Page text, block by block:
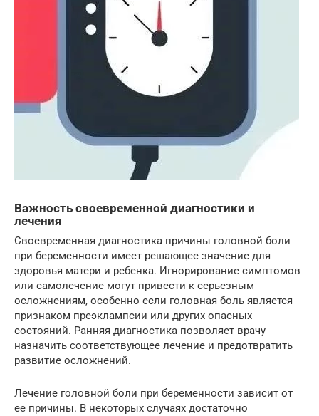
Важность своевременной диагностики и
лечения
Своевременная диагностика причины головной боли
при беременности имеет решающее значение для
здоровья матери и ребенка. Игнорирование симптомов
или самолечение могут привести к серьезным
осложнениям, особенно если головная боль является
признаком преэклампсии или других опасных
состояний. Ранняя диагностика позволяет врачу
назначить соответствующее лечение и предотвратить
развитие осложнений.
Лечение головной боли при беременности зависит от
ее причины. В некоторых случаях достаточно